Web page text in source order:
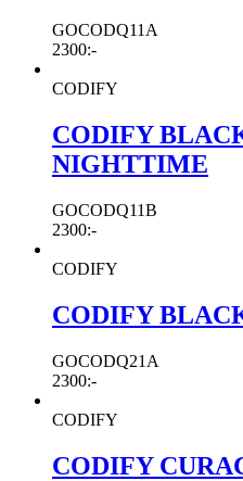
GOCODQ11A
2300:-
CODIFY
CODIFY
NIGHTTIME
GOCODQ11B
2300:-
CODIFY
CODIFY
GOCODQ21A
2300:-
CODIFY
CODIFY